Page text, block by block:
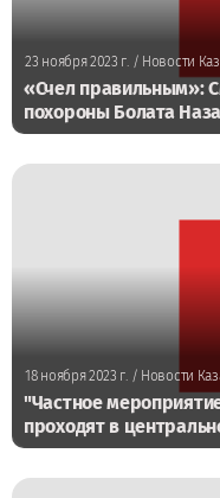
23 ноября 2023 г. / Новости
«Счел правильным»:
похороны Болата
18 ноября 2023 г./ Новости
"Частное
проходят в